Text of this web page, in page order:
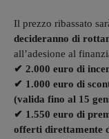
Il prezzo ribassato
decideranno di
all’adesione al
✔ 2.000 euro di
✔ 1.000 euro di
(valida fino al 15
✔ 1.550 euro di
offerti direttamente